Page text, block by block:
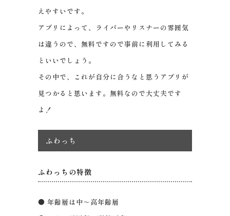
えやすいです。
アプリによって、ライバーやリスナーの雰囲気
は違うので、無料ですので事前に利用してみる
といいでしょう。
その中で、これが自分に合うなと思うアプリが
見つかると思います。無料なので大丈夫です
よ！
ふわっち
ふわっちの特徴
● 年齢層は中～高年齢層